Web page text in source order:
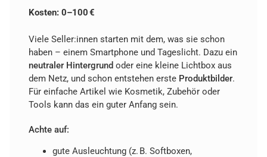
Kosten: 0–100 €
Viele Seller:innen starten mit dem, was sie schon
haben – einem Smartphone und Tageslicht. Dazu ein
neutraler Hintergrund oder eine kleine Lichtbox aus
dem Netz, und schon entstehen erste Produktbilder.
Für einfache Artikel wie Kosmetik, Zubehör oder
Tools kann das ein guter Anfang sein.
Achte auf:
gute Ausleuchtung (z. B. Softboxen,